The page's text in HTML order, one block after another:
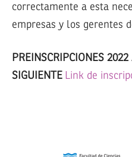
correctamente a esta
empresas y los gerentes
PREINSCRIPCIONES
SIGUIENTE Link de